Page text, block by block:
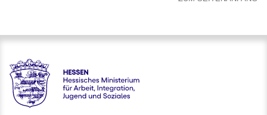
Hessen - Hessisches Ministerium für Arbeit, Integration,